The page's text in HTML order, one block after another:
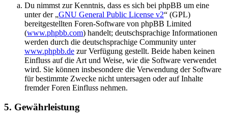
Du nimmst zur Kenntnis, dass es sich bei phpBB um eine
unter der „GNU General Public License v2“ (GPL)
bereitgestellten Foren-Software von phpBB Limited
(www.phpbb.com) handelt; deutschsprachige Informationen
werden durch die deutschsprachige Community unter
www.phpbb.de zur Verfügung gestellt. Beide haben keinen
Einfluss auf die Art und Weise, wie die Software verwendet
wird. Sie können insbesondere die Verwendung der Software
für bestimmte Zwecke nicht untersagen oder auf Inhalte
fremder Foren Einfluss nehmen.
5. Gewährleistung